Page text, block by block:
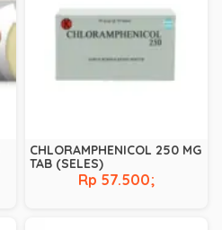
CHLORAMPHENICOL 250 MG
TAB (SELES)
Rp 57.500;